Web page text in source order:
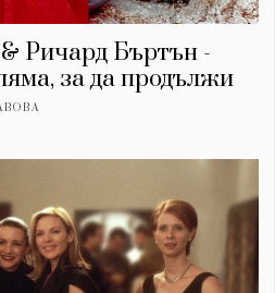
Ричард Бъртън -
за да продължи